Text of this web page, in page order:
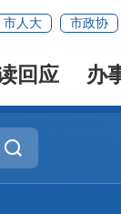
市人大 市政协
回应 办